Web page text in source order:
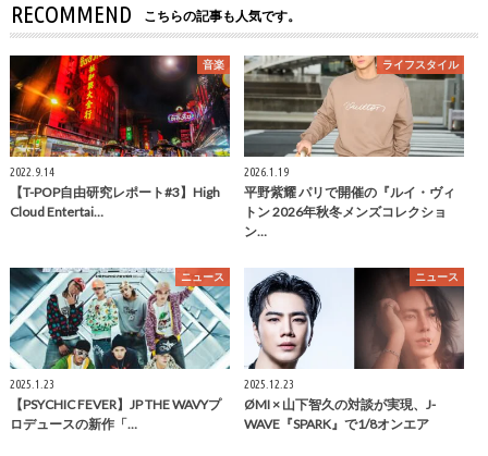
RECOMMEND こちらの記事も人気です。
音楽
2022.9.14
【T-POP自由研究レポート#3】High
Cloud Entertai…
ライフスタイル
2026.1.19
平野紫耀 パリで開催の『ルイ・ヴィ
トン 2026年秋冬メンズコレクショ
ン…
ニュース
2025.1.23
【PSYCHIC FEVER】JP THE WAVYプ
ロデュースの新作「…
ニュース
2025.12.23
ØMI × 山下智久の対談が実現、J-
WAVE『SPARK』で1/8オンエア